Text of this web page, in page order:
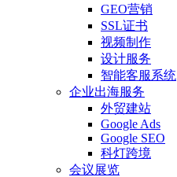
GEO营销
SSL证书
视频制作
设计服务
智能客服系统
企业出海服务
外贸建站
Google Ads
Google SEO
科灯跨境
会议展览